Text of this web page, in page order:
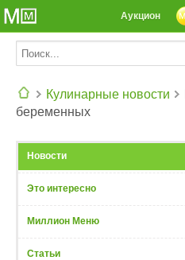
Аукцион
Кулинарные новости
беременных
Новости
Это интересно
Миллион Меню
Статьи